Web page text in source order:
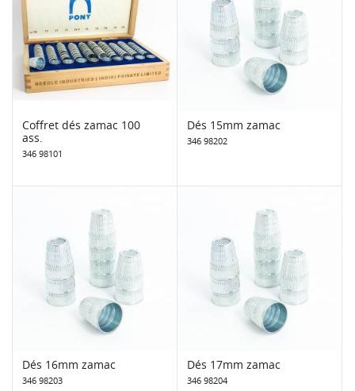
Coffret dés zamac 100
ass.
346 98101
Dés 15mm zamac
346 98202
Dés 16mm zamac
346 98203
Dés 17mm zamac
346 98204